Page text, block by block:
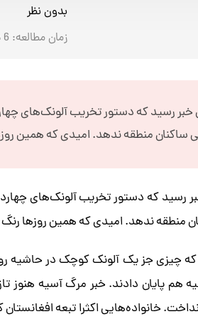
بدون نظر
زمان مطالعه: 6
خبر رسید که دستور تخریب آلونک‌های
ساکنان منطقه ندهد. امیدی که همین
رسید که دستور تخریب آلونک‌های
منطقه ندهد. امیدی که همین روزها
که چیزی جز یک آلونک کوچک در حاشیه
پایان دادند. خبر مرگ آسیه هنوز
خانواده‌هایی اکثرا تبعه